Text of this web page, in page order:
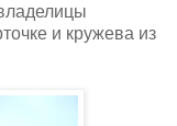
и кружева из